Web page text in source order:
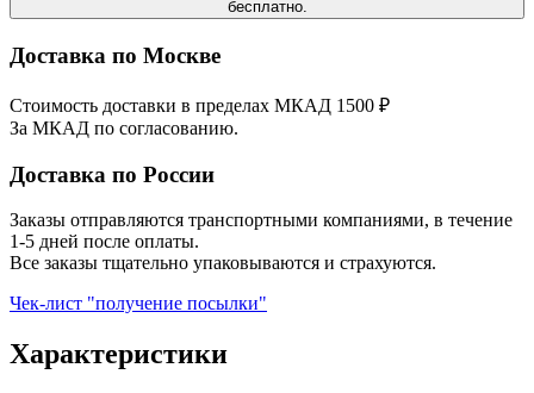
бесплатно.
Доставка по Москве
Стоимость доставки в пределах МКАД 1500 ₽
За МКАД по согласованию.
Доставка по России
Заказы отправляются транспортными компаниями, в течение
1-5 дней после оплаты.
Все заказы тщательно упаковываются и страхуются.
Чек-лист "получение посылки"
Характеристики